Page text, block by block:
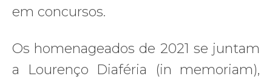
em concursos.
Os homenageados de 2021 se juntam
a Lourenço Diaféria (in memoriam),